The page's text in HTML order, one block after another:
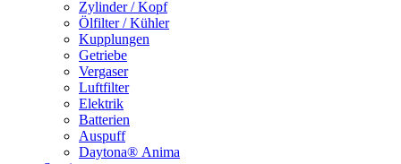
Zylinder / Kopf
Ölfilter / Kühler
Kupplungen
Getriebe
Vergaser
Luftfilter
Elektrik
Batterien
Auspuff
Daytona® Anima